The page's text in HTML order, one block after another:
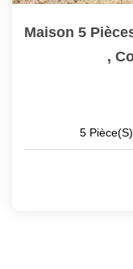
,
5 Pièce(s)